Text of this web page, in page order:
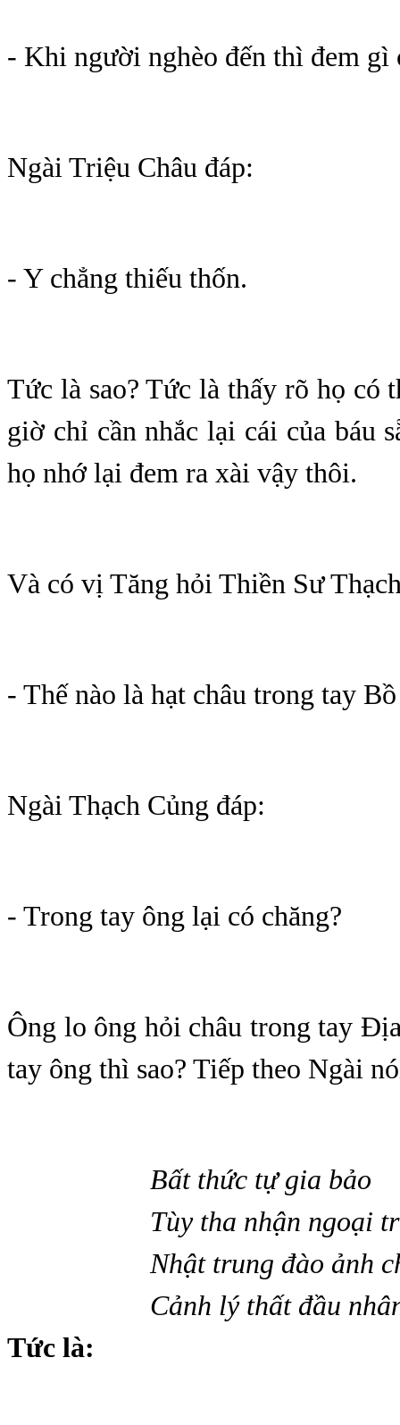
- Khi người nghèo đến thì đem gì
Ngài Triệu Châu đáp:
- Y chẳng thiếu thốn.
Tức là sao? Tức là thấy rõ họ có
giờ chỉ cần nhắc lại cái của báu
họ nhớ lại đem ra xài vậy thôi.
Và có vị Tăng hỏi Thiền Sư
- Thế nào là hạt châu trong tay
Ngài Thạch Củng đáp:
- Trong tay ông lại có chăng?
Ông lo ông hỏi châu trong tay
tay ông thì sao? Tiếp theo Ngài
Bất thức tự gia bảo
Tùy tha nhận ngoại
Nhật trung đào ảnh
Cảnh lý thất đầu
Tức là: